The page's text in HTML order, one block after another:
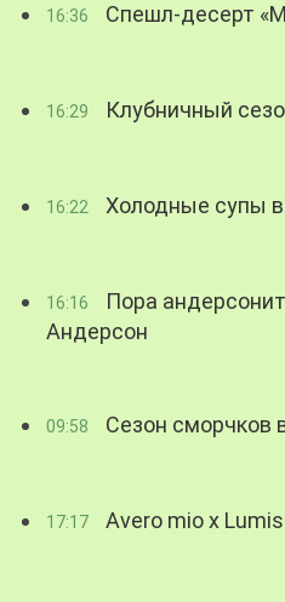
16:36 Спешл-десерт
16:29 Клубничный
16:22 Холодные супы
16:16
Пора
Андерсон
09:58 Сезон сморчков
17:17 Avero mio x